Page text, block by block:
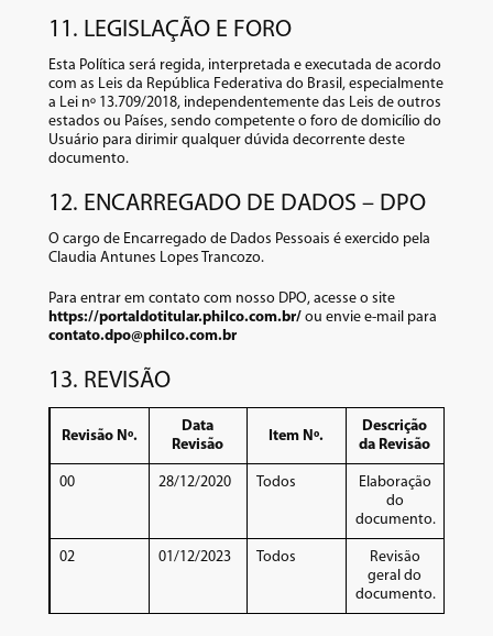
11. LEGISLAÇÃO E FORO
Esta Política será regida, interpretada e executada de acordo
com as Leis da República Federativa do Brasil, especialmente
a Lei nº 13.709/2018, independentemente das Leis de outros
estados ou Países, sendo competente o foro de domicílio do
Usuário para dirimir qualquer dúvida decorrente deste
documento.
12. ENCARREGADO DE DADOS – DPO
O cargo de Encarregado de Dados Pessoais é exercido pela
Claudia Antunes Lopes Trancozo.
Para entrar em contato com nosso DPO, acesse o site
https://portaldotitular.philco.com.br/ ou envie e-mail para
contato.dpo@philco.com.br
13. REVISÃO
Revisão Nº.
Data
Revisão
Item Nº.
Descrição
da Revisão
00 28/12/2020 Todos
Elaboração
do
documento.
02 01/12/2023 Todos
Revisão
geral do
documento.